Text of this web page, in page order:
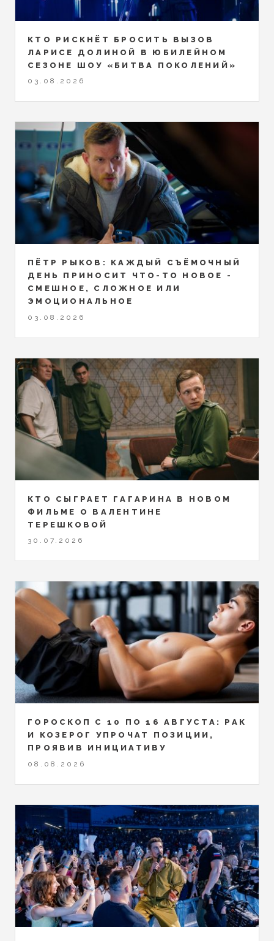
КТО РИСКНЁТ БРОСИТЬ ВЫЗОВ
ЛАРИСЕ ДОЛИНОЙ В ЮБИЛЕЙНОМ
СЕЗОНЕ ШОУ «БИТВА ПОКОЛЕНИЙ»
03.08.2026
ПЁТР РЫКОВ: КАЖДЫЙ СЪЁМОЧНЫЙ
ДЕНЬ ПРИНОСИТ ЧТО-ТО НОВОЕ -
СМЕШНОЕ, СЛОЖНОЕ ИЛИ
ЭМОЦИОНАЛЬНОЕ
03.08.2026
КТО СЫГРАЕТ ГАГАРИНА В НОВОМ
ФИЛЬМЕ О ВАЛЕНТИНЕ
ТЕРЕШКОВОЙ
30.07.2026
ГОРОСКОП С 10 ПО 16 АВГУСТА: РАК
И КОЗЕРОГ УПРОЧАТ ПОЗИЦИИ,
ПРОЯВИВ ИНИЦИАТИВУ
08.08.2026